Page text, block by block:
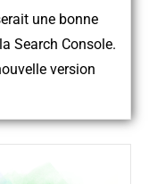
une bonne
Search Console.
version